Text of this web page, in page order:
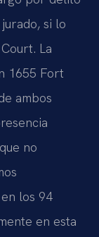
si lo
La
1655 Fort
ambos
no
los 94
en esta